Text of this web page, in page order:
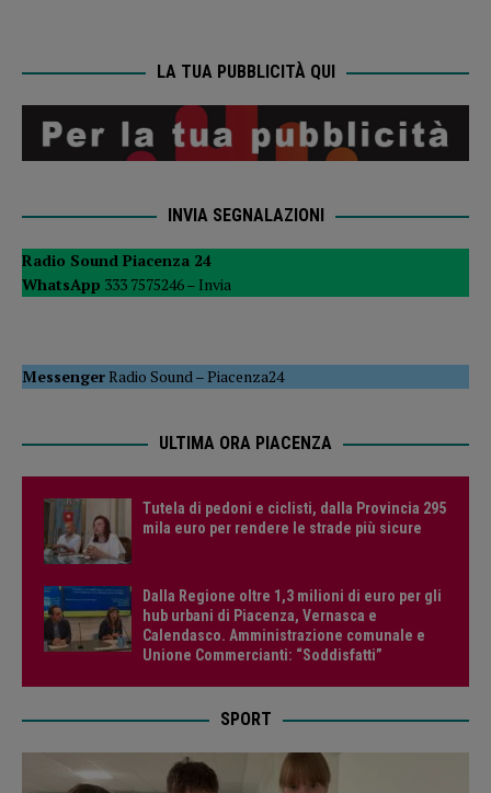
LA TUA PUBBLICITÀ QUI
INVIA SEGNALAZIONI
Radio Sound Piacenza 24
WhatsApp 333 7575246 – Invia
MessengerRadio Sound–Piacenza24
ULTIMA ORA PIACENZA
Tutela di pedoni e ciclisti, dalla Provincia 295
mila euro per rendere le strade più sicure
Dalla Regione oltre 1,3 milioni di euro per gli
hub urbani di Piacenza, Vernasca e
Calendasco. Amministrazione comunale e
Unione Commercianti: “Soddisfatti”
SPORT